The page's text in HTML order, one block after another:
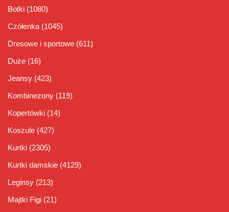
Botki (1080)
Czółenka (1045)
Dresowe i sportowe (611)
Duże (16)
Jeansy (423)
Kombinezony (119)
Kopertówki (14)
Koszule (427)
Kurtki (2305)
Kurtki damskie (4129)
Leginsy (213)
Majtki Figi (21)